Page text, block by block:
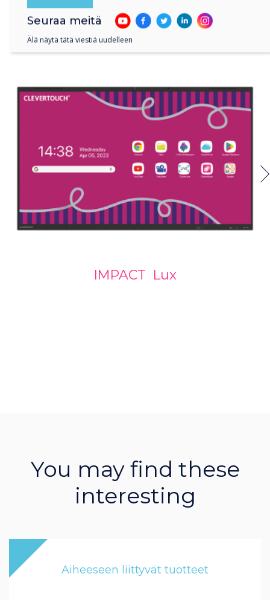
with
IMPACT Lux
You may find these
interesting
Aiheeseen liittyvät tuotteet
Seuraa meitä
Älä näytä tätä viestiä uudelleen